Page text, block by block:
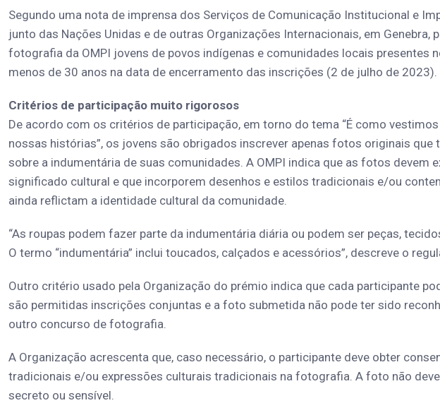
Segundo uma nota de imprensa dos Serviços de Comunicação Institucional e
junto das Nações Unidas e de outras Organizações Internacionais, em
fotografia da OMPI jovens de povos indígenas e comunidades locais presentes
menos de 30 anos na data de encerramento das inscrições (2 de julho de 2023).
Critérios de participação muito rigorosos
De acordo com os critérios de participação, em torno do tema “É como
nossas histórias”, os jovens são obrigados inscrever apenas fotos originais
sobre a indumentária de suas comunidades. A OMPI indica que as fotos devem
significado cultural e que incorporem desenhos e estilos tradicionais e/ou
ainda reflictam a identidade cultural da comunidade.
“As roupas podem fazer parte da indumentária diária ou podem ser peças,
O termo “indumentária” inclui toucados, calçados e acessórios”, descreve o
Outro critério usado pela Organização do prémio indica que cada participante
são permitidas inscrições conjuntas e a foto submetida não pode ter sido
outro concurso de fotografia.
A Organização acrescenta que, caso necessário, o participante deve obter
tradicionais e/ou expressões culturais tradicionais na fotografia. A foto não
secreto ou sensível.